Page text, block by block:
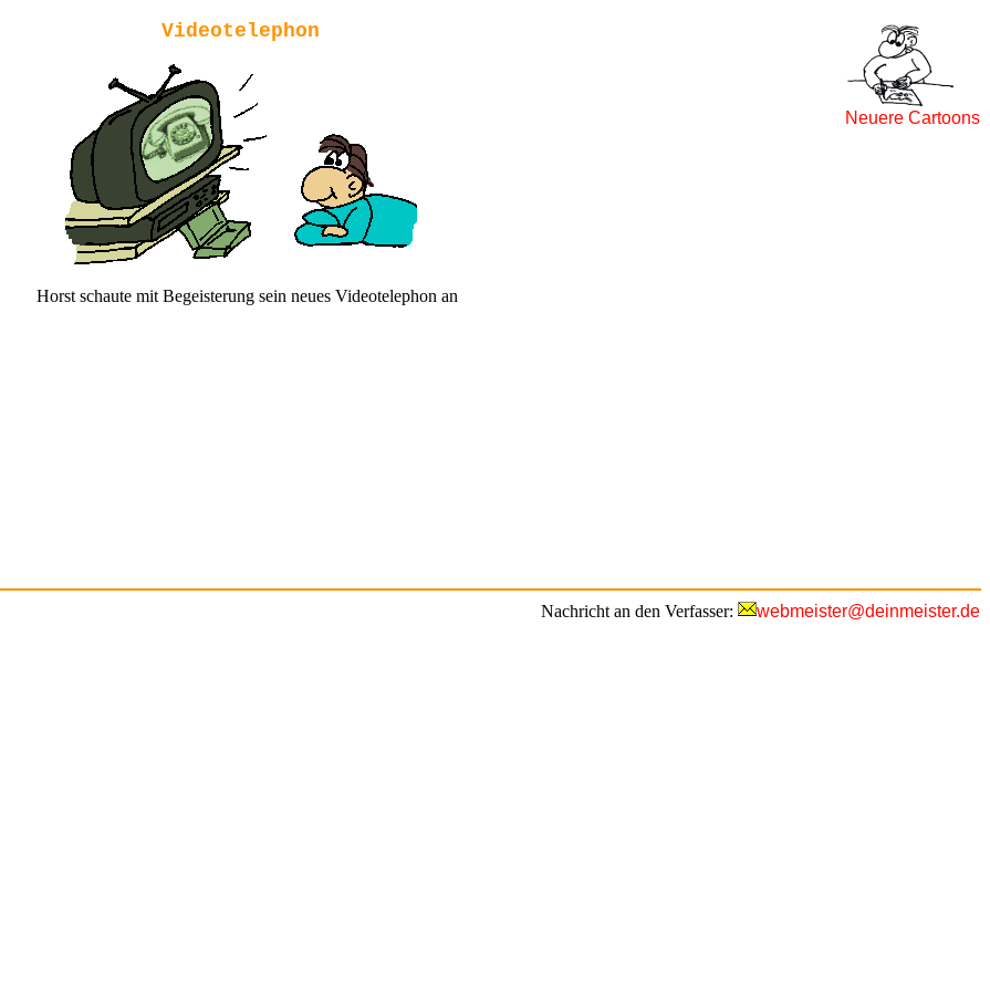
Neuere Cartoons
Videotelephon
Horst schaute mit Begeisterung sein neues Videotelephon an
Nachricht an den Verfasser: webmeister@deinmeister.de